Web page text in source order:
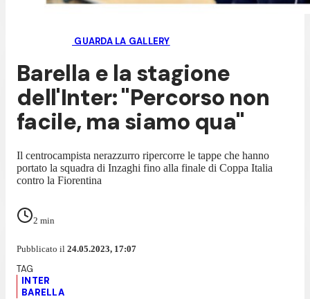
GUARDA LA GALLERY
Barella e la stagione
dell'Inter: "Percorso non
facile, ma siamo qua"
Il centrocampista nerazzurro ripercorre le tappe che hanno
portato la squadra di Inzaghi fino alla finale di Coppa Italia
contro la Fiorentina
2 min
Pubblicato il 24.05.2023, 17:07
INTER
BARELLA